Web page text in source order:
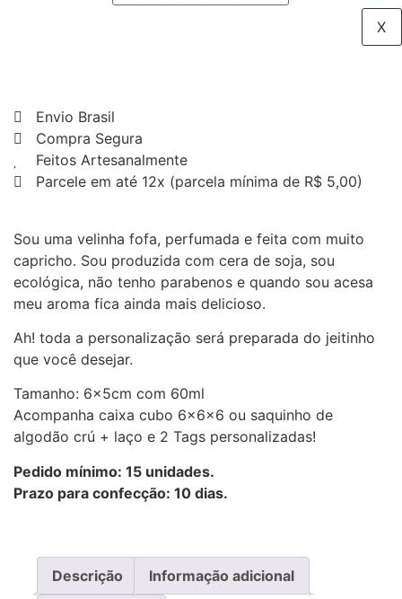
X
Envio Brasil
Compra Segura
Feitos Artesanalmente
Parcele em até 12x (parcela mínima de R$ 5,00)
Sou uma velinha fofa, perfumada e feita com muito
capricho. Sou produzida com cera de soja, sou
ecológica, não tenho parabenos e quando sou acesa
meu aroma fica ainda mais delicioso.
Ah! toda a personalização será preparada do jeitinho
que você desejar.
Tamanho: 6x5cm com 60ml
Acompanha caixa cubo 6x6x6 ou saquinho de
algodão crú + laço e 2 Tags personalizadas!
Pedido mínimo: 15 unidades.
Prazo para confecção: 10 dias.
Descrição Informação adicional